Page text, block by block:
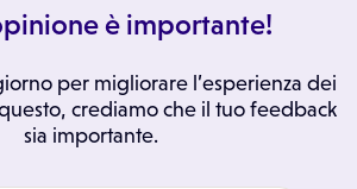
è importante!
per migliorare l’esperienza dei
crediamo che il tuo feedback
sia importante.